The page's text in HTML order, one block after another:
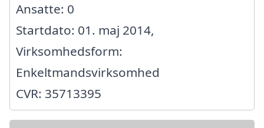
Ansatte: 0
Startdato: 01. maj 2014,
Virksomhedsform:
Enkeltmandsvirksomhed
CVR: 35713395